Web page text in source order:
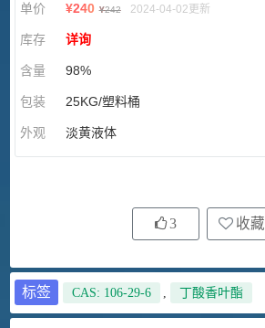
单价 ¥240 ¥242 2024-04-02更新
库存 详询
含量 98%
包装 25KG/塑料桶
外观 淡黄液体
3 收藏
标签 CAS: 106-29-6 , 丁酸香叶酯